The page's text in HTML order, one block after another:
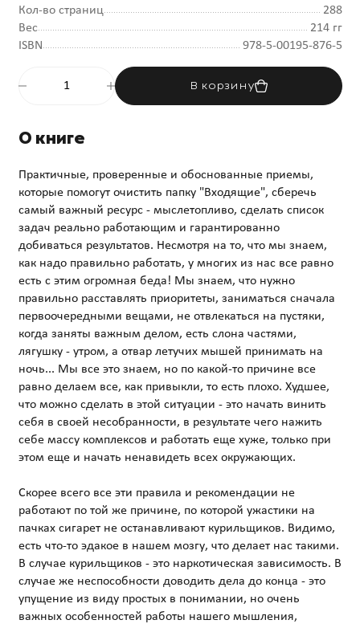
Кол-во страниц
288
Вес
214 гг
ISBN
978-5-00195-876-5
В корзину
О книге
Практичные, проверенные и обоснованные приемы,
которые помогут очистить папку "Входящие", сберечь
самый важный ресурс - мыслетопливо, сделать список
задач реально работающим и гарантированно
добиваться результатов. Несмотря на то, что мы знаем,
как надо правильно работать, у многих из нас все равно
есть с этим огромная беда! Мы знаем, что нужно
правильно расставлять приоритеты, заниматься сначала
первоочередными вещами, не отвлекаться на пустяки,
когда заняты важным делом, есть слона частями,
лягушку - утром, а отвар летучих мышей принимать на
ночь... Мы все это знаем, но по какой-то причине все
равно делаем все, как привыкли, то есть плохо. Худшее,
что можно сделать в этой ситуации - это начать винить
себя в своей несобранности, в результате чего нажить
себе массу комплексов и работать еще хуже, только при
этом еще и начать ненавидеть всех окружающих.
Скорее всего все эти правила и рекомендации не
работают по той же причине, по которой ужастики на
пачках сигарет не останавливают курильщиков. Видимо,
есть что-то эдакое в нашем мозгу, что делает нас такими.
В случае курильщиков - это наркотическая зависимость. В
случае же неспособности доводить дела до конца - это
упущение из виду простых в понимании, но очень
важных особенностей работы нашего мышления,